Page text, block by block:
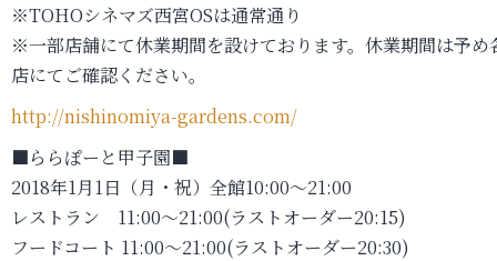
※TOHOシネマズ西宮OSは通常通り
※一部店舗にて休業期間を設けております。休業期間は予め
店にてご確認ください。
http://nishinomiya-gardens.com/
■ららぽーと甲子園■
2018年1月1日（月・祝）全館10:00～21:00
レストラン 11:00～21:00(ラストオーダー20:15)
フードコート 11:00～21:00(ラストオーダー20:30)